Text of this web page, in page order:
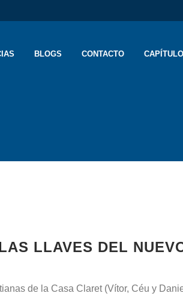
BLOGS CONTACTO
LLAVES DEL
de la Casa Claret (Vítor, Céu y